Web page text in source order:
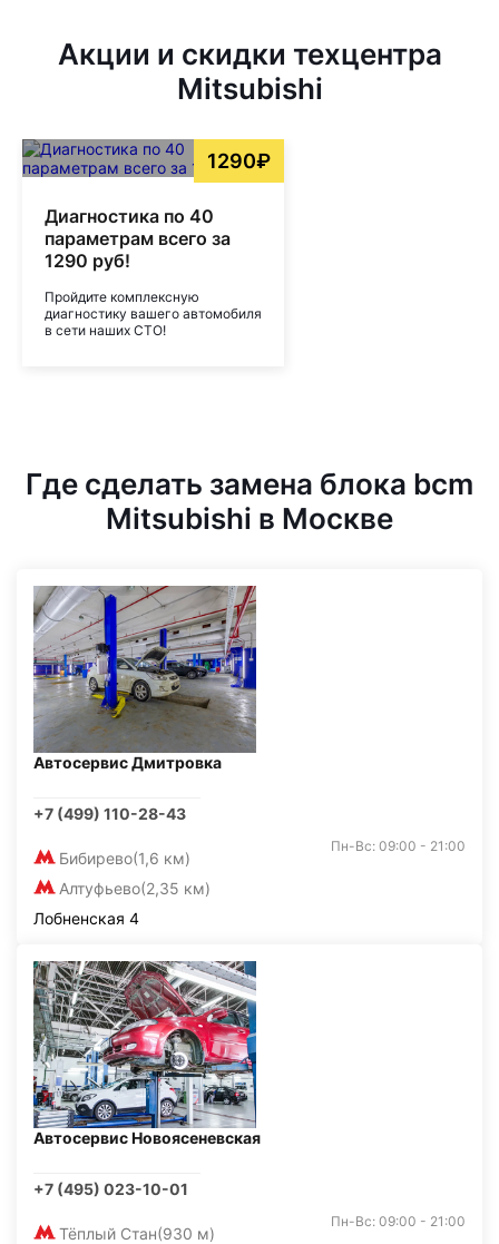
Акции и скидки техцентра
Mitsubishi
1290₽
Диагностика по 40
параметрам всего за
1290 руб!
Пройдите комплексную
диагностику вашего автомобиля
в сети наших СТО!
Где сделать замена блока bcm
Mitsubishi в Москве
Автосервис Дмитровка
+7 (499) 110-28-43
Бибирево(1,6 км)
Алтуфьево(2,35 км)
Пн-Вс: 09:00 - 21:00
Лобненская 4
Автосервис Новоясеневская
+7 (495) 023-10-01
Тёплый Стан(930 м)
Пн-Вс: 09:00 - 21:00